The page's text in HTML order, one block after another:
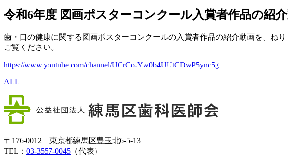
令和6年度 図画ポスターコンクール入賞者作品の紹
歯・口の健康に関する図画ポスターコンクールの入賞者作品の紹介動画を、ね
ご覧ください。
https://www.youtube.com/channel/UCrCo-Yw0b4UUtCDwP5ync5g
ALL
〒176-0012 東京都練馬区豊玉北6-5-13
TEL： 03-3557-0045 （代表）